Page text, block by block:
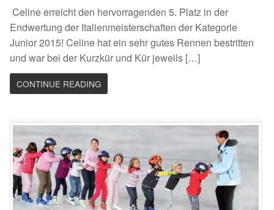
Celine erreicht den hervorragenden 5. Platz in der
Endwertung der Italienmeisterschaften der Kategorie
Junior 2015! Celine hat ein sehr gutes Rennen bestritten
und war bei der Kurzkür und Kür jeweils […]
CONTINUE READING